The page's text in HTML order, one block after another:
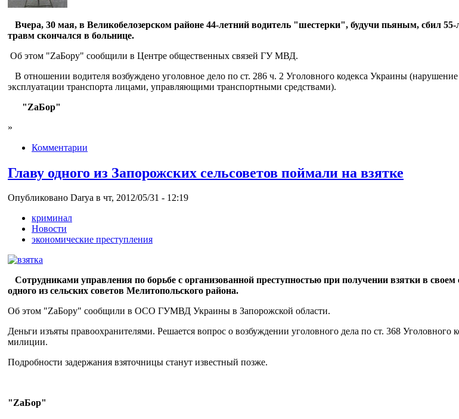
Вчера, 30 мая, в Великобелозерском районе 44-летний водитель "шестерки", будучи пьяным, сбил
травм скончался в больнице.
Об этом "ZaБору" сообщили в Центре общественных связей ГУ МВД.
В отношении водителя возбуждено уголовное дело по ст. 286 ч. 2 Уголовного кодекса Украины
эксплуатации транспорта лицами, управляющими транспортными средствами).
"ZaБор"
»
Комментарии
Главу одного из Запорожских сельсоветов поймали на взятке
Опубликовано Darya в чт, 2012/05/31 - 12:19
криминал
Новости
экономические преступления
Сотрудниками управления по борьбе с организованной преступностью при получении взятки в своем
одного из сельских советов Мелитопольского района.
Об этом "ZaБору" сообщили в ОСО ГУМВД Украины в Запорожской области.
Деньги изъяты правоохранителями. Решается вопрос о возбуждении уголовного дела по ст. 368
милиции.
Подробности задержания взяточницы станут известный позже.
"ZaБор"